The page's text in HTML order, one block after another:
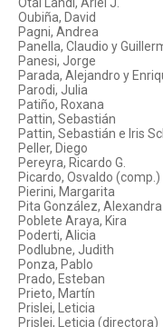
Oubiña, David
Pagni, Andrea
Panella, Claudio y
Panesi, Jorge
Parada, Alejandro y
Parodi, Julia
Patiño, Roxana
Pattin, Sebastián
Pattin, Sebastián e Iris
Peller, Diego
Pereyra, Ricardo G.
Picardo, Osvaldo (comp.)
Pierini, Margarita
Pita González,
Poblete Araya, Kira
Poderti, Alicia
Podlubne, Judith
Ponza, Pablo
Prado, Esteban
Prieto, Martín
Prislei, Leticia
Prislei, Leticia (directora)